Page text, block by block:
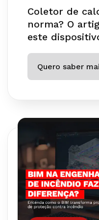
Coletor de
norma? O
este
Quero saber